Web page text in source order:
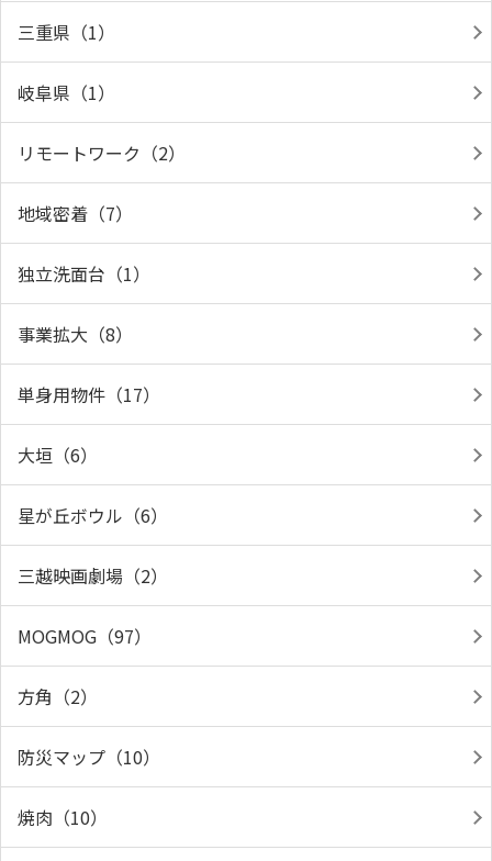
三重県（1）
岐阜県（1）
リモートワーク（2）
地域密着（7）
独立洗面台（1）
事業拡大（8）
単身用物件（17）
大垣（6）
星が丘ボウル（6）
三越映画劇場（2）
MOGMOG（97）
方角（2）
防災マップ（10）
焼肉（10）